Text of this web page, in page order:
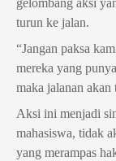
gelombang aksi
turun ke jalan.
“Jangan paksa
mereka yang
maka jalanan akan
Aksi ini menjadi
mahasiswa, tidak
yang merampas